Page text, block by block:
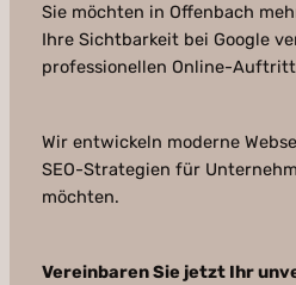
Sie möchten in Offenbach
Ihre Sichtbarkeit bei Google
professionellen Online-
Wir entwickeln moderne
SEO-Strategien für
möchten.
Vereinbaren Sie jetzt Ihr